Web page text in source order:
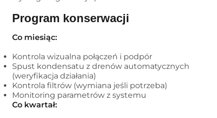
Program konserwacji
Co miesiąc:
Kontrola wizualna połączeń i podpór
Spust kondensatu z drenów automatycznych
(weryfikacja działania)
Kontrola filtrów (wymiana jeśli potrzeba)
Monitoring parametrów z systemu
Co kwartał: